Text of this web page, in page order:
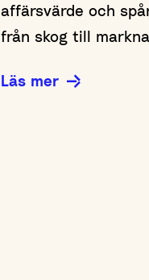
affärsvärde och
från skog till
Läs mer